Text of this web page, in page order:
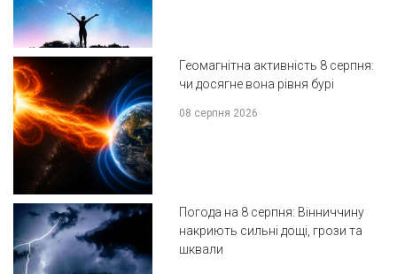
Геомагнітна активність 8 серпня:
чи досягне вона рівня бурі
08 серпня 2026
Погода на 8 серпня: Вінниччину
накриють сильні дощі, грози та
шквали